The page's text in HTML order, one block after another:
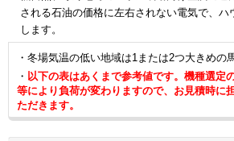
される石油の価格に左右されない電気で、ハ
します。
・冬場気温の低い地域は1または2つ大きめの
・ 以下の表はあくまで参考値です。機種選定
等により負荷が変わりますので、お見積時に
ただきます。